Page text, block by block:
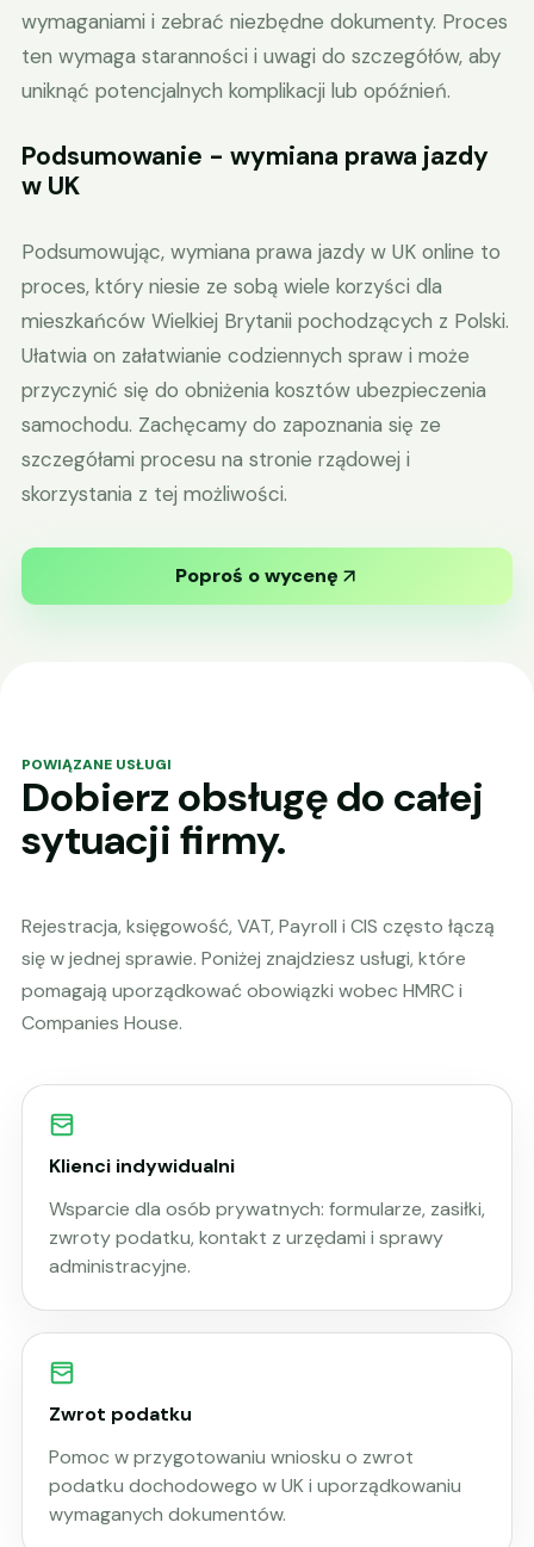
wymaganiami i zebrać niezbędne dokumenty. Proces
ten wymaga staranności i uwagi do szczegółów, aby
uniknąć potencjalnych komplikacji lub opóźnień.
Podsumowanie - wymiana prawa jazdy
w UK
Podsumowując, wymiana prawa jazdy w UK online to
proces, który niesie ze sobą wiele korzyści dla
mieszkańców Wielkiej Brytanii pochodzących z Polski.
Ułatwia on załatwianie codziennych spraw i może
przyczynić się do obniżenia kosztów ubezpieczenia
samochodu. Zachęcamy do zapoznania się ze
szczegółami procesu na stronie rządowej i
skorzystania z tej możliwości.
Poproś o wycenę
POWIĄZANE USŁUGI
Dobierz obsługę do całej
sytuacji firmy.
Rejestracja, księgowość, VAT, Payroll i CIS często łączą
się w jednej sprawie. Poniżej znajdziesz usługi, które
pomagają uporządkować obowiązki wobec HMRC i
Companies House.
Klienci indywidualni
Wsparcie dla osób prywatnych: formularze, zasiłki,
zwroty podatku, kontakt z urzędami i sprawy
administracyjne.
Zwrot podatku
Pomoc w przygotowaniu wniosku o zwrot
podatku dochodowego w UK i uporządkowaniu
wymaganych dokumentów.